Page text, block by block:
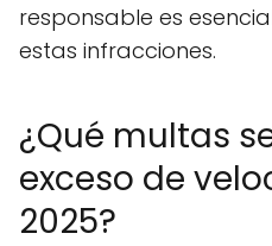
responsable es
estas infracciones.
¿Qué multas
exceso de
2025?